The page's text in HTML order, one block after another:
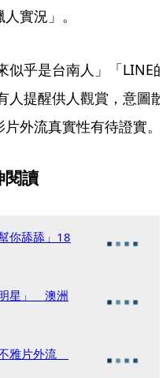
實況」。
似乎是台南人」「LINE
提醒供人觀賞，意圖散
外流真實性有待證實。
閱讀
你舔舔」18
星」 澳洲
雅片外流